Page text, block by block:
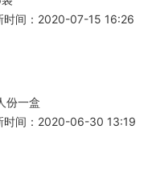
时间：2020-07-15 16:26
份一盒
时间：2020-06-30 13:19